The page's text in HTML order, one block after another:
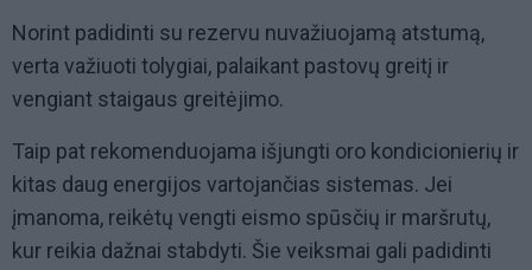
Norint padidinti su rezervu nuvažiuojamą atstumą,
verta važiuoti tolygiai, palaikant pastovų greitį ir
vengiant staigaus greitėjimo.
Taip pat rekomenduojama išjungti oro kondicionierių ir
kitas daug energijos vartojančias sistemas. Jei
įmanoma, reikėtų vengti eismo spūsčių ir maršrutų,
kur reikia dažnai stabdyti. Šie veiksmai gali padidinti